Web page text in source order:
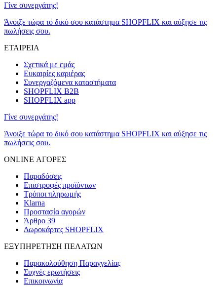
Γίνε συνεργάτης!
Άνοιξε τώρα το δικό σου κατάστημα SHOPFLIX και αύξησε τις
πωλήσεις σου.
ΕΤΑΙΡΕΙΑ
Σχετικά με εμάς
Ευκαιρίες καριέρας
Συνεργαζόμενα καταστήματα
SHOPFLIX B2B
SHOPFLIX app
Γίνε συνεργάτης!
Άνοιξε τώρα το δικό σου κατάστημα SHOPFLIX και αύξησε τις
πωλήσεις σου.
ONLINE ΑΓΟΡΕΣ
Παραδόσεις
Επιστροφές προϊόντων
Τρόποι πληρωμής
Klarna
Προστασία αγορών
Άρθρο 39
Δωροκάρτες SHOPFLIX
ΕΞΥΠΗΡΕΤΗΣΗ ΠΕΛΑΤΩΝ
Παρακολούθηση Παραγγελίας
Συχνές ερωτήσεις
Επικοινωνία